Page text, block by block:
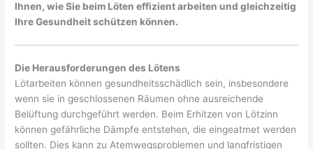
Ihnen, wie Sie beim Löten effizient arbeiten und gleichzeitig
Ihre Gesundheit schützen können.
Die Herausforderungen des Lötens
Lötarbeiten können gesundheitsschädlich sein, insbesondere
wenn sie in geschlossenen Räumen ohne ausreichende
Belüftung durchgeführt werden. Beim Erhitzen von Lötzinn
können gefährliche Dämpfe entstehen, die eingeatmet werden
sollten. Dies kann zu Atemwegsproblemen und langfristigen